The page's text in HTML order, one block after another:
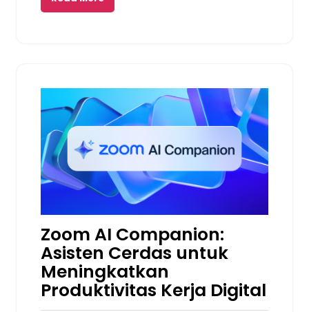
Zoom AI Companion:
Asisten Cerdas untuk
Meningkatkan
Produktivitas Kerja Digital